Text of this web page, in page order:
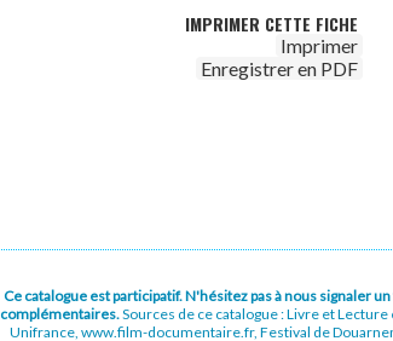
IMPRIMER CETTE FICHE
Imprimer
Enregistrer en PDF
Ce catalogue est participatif. N'hésitez pas à nous signaler
complémentaires.Sources de ce catalogue : Livre et
Unifrance, www.film-documentaire.fr, Festival de